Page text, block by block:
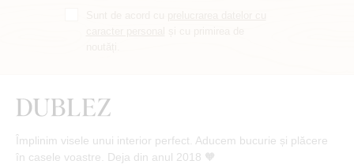
Împlinim visele unui interior perfect. Aducem bucurie și plăcere
în casele voastre. Deja din anul 2018 🧡